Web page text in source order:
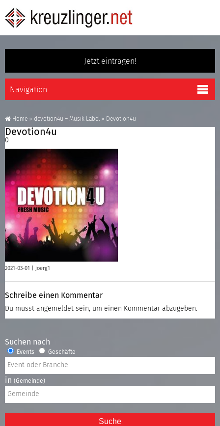
Jetzt eintragen!
Home » devotion4u – Musik Label » Devotion4u
Devotion4u
0
2021-03-01 | joerg1
Schreibe einen Kommentar
Du musst angemeldet sein, um einen Kommentar abzugeben.
Suchen nach
Events Geschäfte
in (Gemeinde)
Suche